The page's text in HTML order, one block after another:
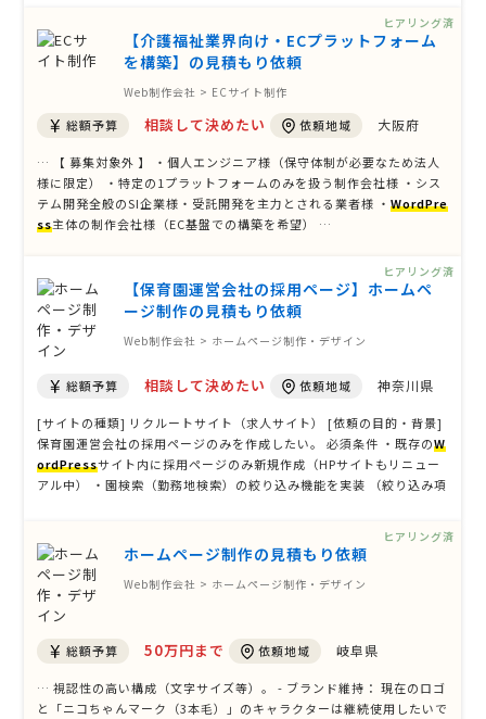
【介護福祉業界向け・ECプラットフォーム
を構築】の見積もり依頼
Web制作会社 > ECサイト制作
総額予算 相談して決めたい 依頼地域 大阪府
… 【 募集対象外 】 ・個人エンジニア様（保守体制が必要なため法人
様に限定） ・特定の1プラットフォームのみを扱う制作会社様 ・シス
テム開発全般のSI企業様・受託開発を主力とされる業者様 ・WordPre
ss主体の制作会社様（EC基盤での構築を希望） …
ヒアリング済
【保育園運営会社の採用ページ】ホームペ
ージ制作の見積もり依頼
Web制作会社 > ホームページ制作・デザイン
総額予算 相談して決めたい 依頼地域 神奈川県
[サイトの種類] リクルートサイト（求人サイト） [依頼の目的・背景]
保育園運営会社の採用ページのみを作成したい。 必須条件 ・既存のW
ordPressサイト内に採用ページのみ新規作成（HPサイトもリニュー
アル中） ・園検索（勤務地検索）の絞り込み機能を実装 （絞り込み項
ヒアリング済
ホームページ制作の見積もり依頼
Web制作会社 > ホームページ制作・デザイン
総額予算 50万円まで 依頼地域 岐阜県
… 視認性の高い構成（文字サイズ等）。 - ブランド維持： 現在のロゴ
と「ニコちゃんマーク（3本毛）」のキャラクターは継続使用したいで
ヒアリング済